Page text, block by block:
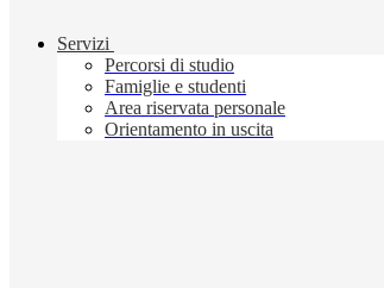
Servizi
Percorsi di studio
Famiglie e studenti
Area riservata personale
Orientamento in uscita